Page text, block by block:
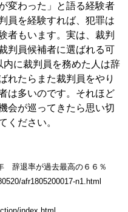
変わった」と語る経験者
員を経験すれば、犯罪は
者もいます。実は、裁判
判員候補者に選ばれる可
に裁判員を務めた人は辞
れたらまた裁判員をやり
は多いのです。それほど
会が巡ってきたら思い切
ください。
辞退率が過去最高の６６％
afr1805200017-n1.html